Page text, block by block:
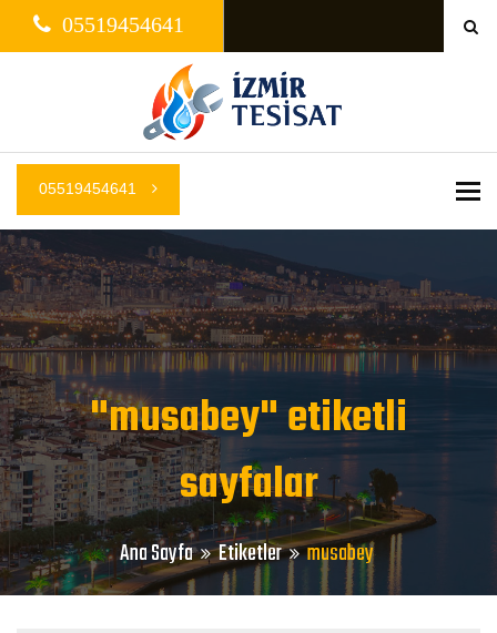
05519454641
05519454641
"musabey" etiketli
sayfalar
Ana Sayfa Etiketler musabey